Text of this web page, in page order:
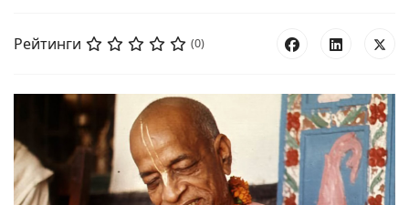
Рейтинги (0)